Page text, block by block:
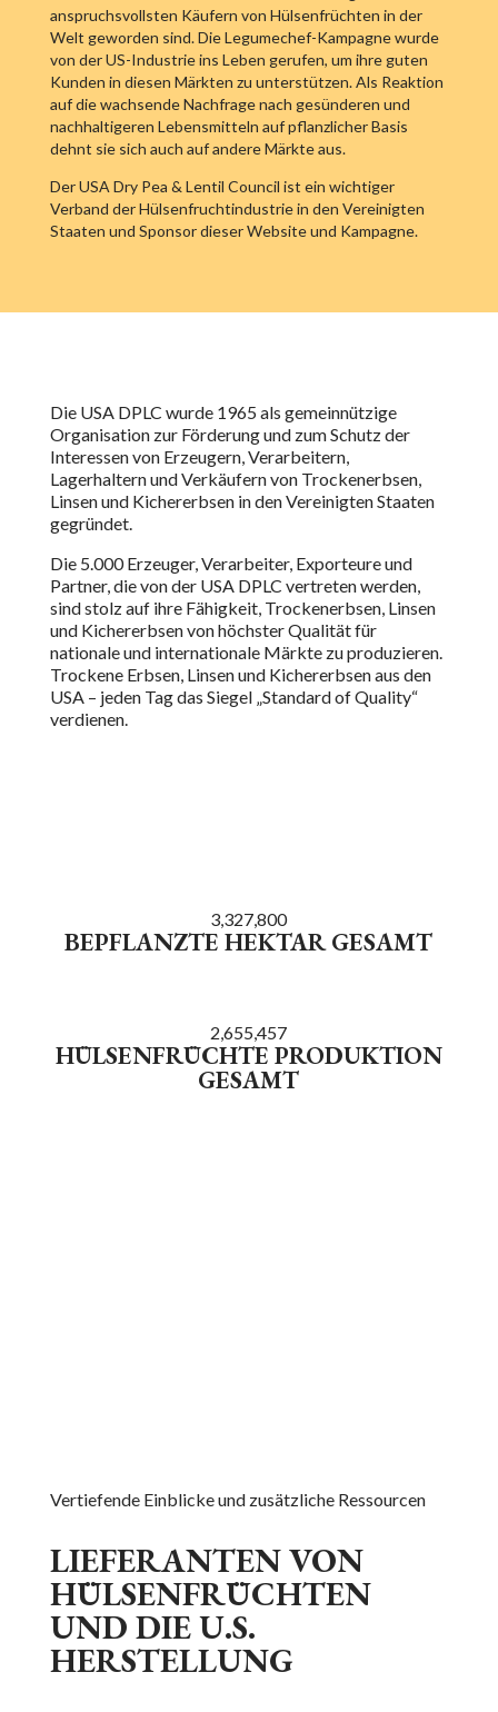
anspruchsvollsten Käufern von Hülsenfrüchten in der
Welt geworden sind. Die Legumechef-Kampagne wurde
von der US-Industrie ins Leben gerufen, um ihre guten
Kunden in diesen Märkten zu unterstützen. Als Reaktion
auf die wachsende Nachfrage nach gesünderen und
nachhaltigeren Lebensmitteln auf pflanzlicher Basis
dehnt sie sich auch auf andere Märkte aus.
Der USA Dry Pea & Lentil Council ist ein wichtiger
Verband der Hülsenfruchtindustrie in den Vereinigten
Staaten und Sponsor dieser Website und Kampagne.
Die USA DPLC wurde 1965 als gemeinnützige
Organisation zur Förderung und zum Schutz der
Interessen von Erzeugern, Verarbeitern,
Lagerhaltern und Verkäufern von Trockenerbsen,
Linsen und Kichererbsen in den Vereinigten Staaten
gegründet.
Die 5.000 Erzeuger, Verarbeiter, Exporteure und
Partner, die von der USA DPLC vertreten werden,
sind stolz auf ihre Fähigkeit, Trockenerbsen, Linsen
und Kichererbsen von höchster Qualität für
nationale und internationale Märkte zu produzieren.
Trockene Erbsen, Linsen und Kichererbsen aus den
USA – jeden Tag das Siegel „Standard of Quality“
verdienen.
3,327,800
BEPFLANZTE HEKTAR GESAMT
2,655,457
HÜLSENFRÜCHTE PRODUKTION
GESAMT
Vertiefende Einblicke und zusätzliche Ressourcen
LIEFERANTEN VON
HÜLSENFRÜCHTEN
UND DIE U.S.
HERSTELLUNG